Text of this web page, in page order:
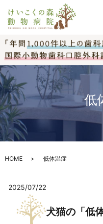
低
HOME 低体温症
2025/07/22
犬猫の「低